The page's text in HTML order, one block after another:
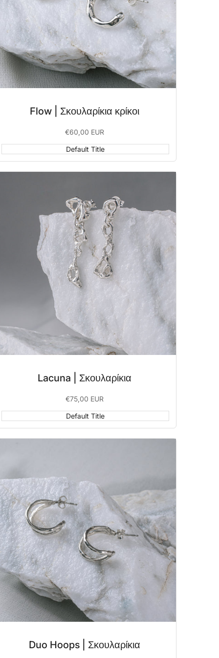
Flow | Σκουλαρίκια κρίκοι
Sale
price
€60,00 EUR
Default Title
Lacuna | Σκουλαρίκια
Sale
price
€75,00 EUR
Default Title
Duo Hoops | Σκουλαρίκια